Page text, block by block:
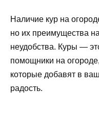
Наличие кур на
но их преимущества
неудобства. Куры —
помощники на
которые добавят в
радость.